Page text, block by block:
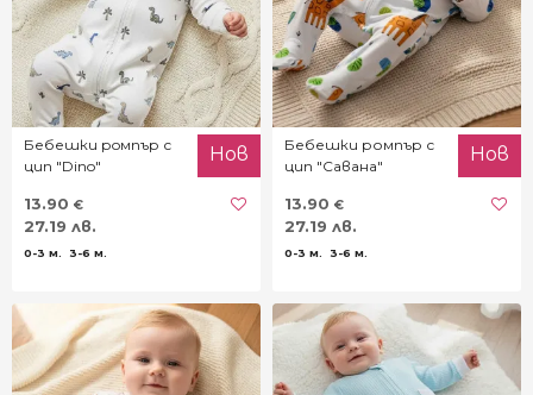
Бебешки рoмпър с
цип "Dino"
Нов
13.90 €
27.19 лв.
0-3 м. 3-6 м.
Бебешки ромпър с
цип "Савана"
Нов
13.90 €
27.19 лв.
0-3 м. 3-6 м.